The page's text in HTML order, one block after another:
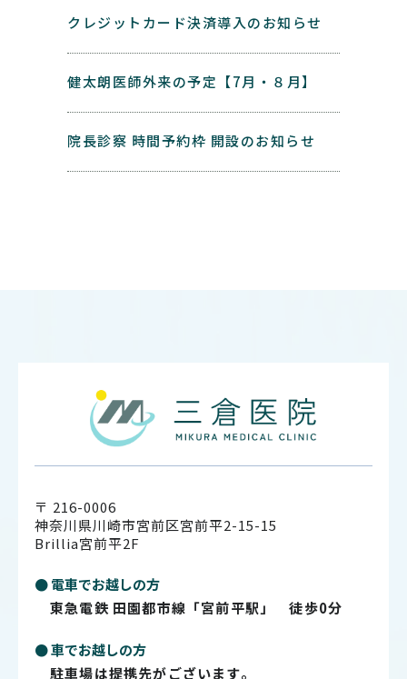
クレジットカード決済導入のお知らせ
健太朗医師外来の予定【7月・８月】
院長診察 時間予約枠 開設のお知らせ
〒 216-0006
神奈川県川崎市宮前区宮前平2-15-15
Brillia宮前平2F
● 電車でお越しの方
東急電鉄 田園都市線「宮前平駅」 徒歩0分
● 車でお越しの方
駐車場は提携先がございます。